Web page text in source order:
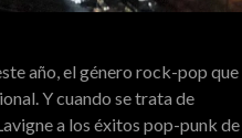
año, el género rock-pop que
Y cuando se trata de
a los éxitos pop-punk de